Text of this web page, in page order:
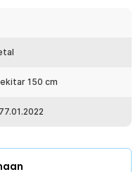
yang lebih baik dan jernih
dari GoPro yang kurang
150 cm